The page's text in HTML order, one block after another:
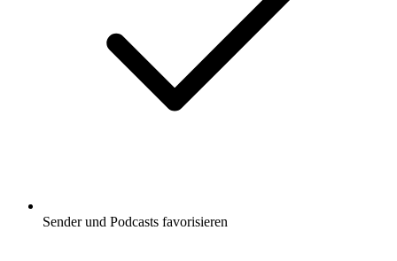
Sender und Podcasts favorisieren